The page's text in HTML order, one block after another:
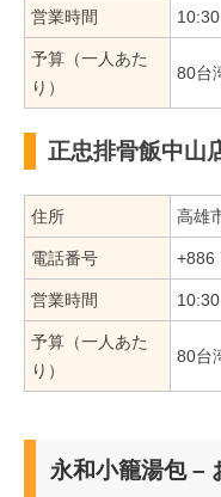
営業時間
予算（一人あた
り）
80台
正忠排骨飯中山
住所 高雄
電話番号 +886
営業時間
予算（一人あた
り）
80台
永和小籠湯包 –